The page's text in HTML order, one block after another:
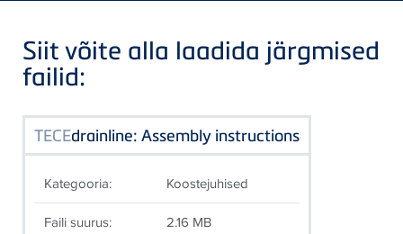
Siit võite alla laadida järgmised
failid:
TECEdrainline: Assembly instructions
Kategooria: Koostejuhised
Faili suurus: 2.16 MB